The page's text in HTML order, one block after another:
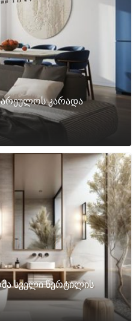
კარადა
სველი წერტილის